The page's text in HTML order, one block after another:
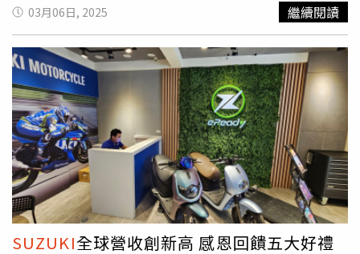
致舒適的乘車體驗。The Sportage同時搭載七速雙離合自手
排變速箱，並擁有最大馬力180ps及最大扭力27.0 kg-m，
打造不凡動力與舒適安全兼具的駕乘體驗！甫於2024年12
月上市的Kia全功能豪華休旅The new Carnival，自上市以來
深受層峰車主的青睞，並於2025年2、3月連續兩個月蟬聯
同級銷售冠軍(註3)！The new Carnival擁有七人座配置，展
現卓然大器、超凡尊榮、極智未來的品味風格，並結合MPV
的高運載機能與SUV運動化外型，以GUV(Grand
UtilityVehicle) 重新定義市場定位，提供車主極致不凡的尊
榮體驗。深獲層峰買家青睞的全功能豪華休旅The new
Carnival，3月更以276台總領牌數，連續兩個月榮登同級銷
售冠軍。（圖／台灣森那美起亞提供）本月入主Kia全車系
享多重專屬購車禮遇，EV6再享五年0元盡情駕馭專案為感
引起爭議，甚至有牙科協會與公共衛生機構質疑其可行性。
然而經過實地考察與嚴格的衛生管理，當局最終認可了這種
創新方式。鈴木醫生近期出版了兒童讀物《神奇的狗牙
醫》，以診所內的治療犬「Chinita」為主角，向孩子們傳遞
看牙醫的正面體驗。此外，她也著有《醫生奶奶和黑狗牙醫
1》，探討兒童口腔健康與心理狀況的關聯。隨著Palette牙
科診所的成功經驗，越來越多牙醫對「治療犬陪伴治療」模
式產生興趣。然而鈴木醫生強調，這並非簡單地將狗狗帶入
診所，而是需要充分理解狗的福利、行為特性與兒童心理，
才能確保雙方的安全與舒適。鈴木醫生提醒家長，應儘早讓
孩子適應牙科診療，透過預防措施來避免蛀牙惡化。若孩子
能從小建立對牙醫的正面印象，未來將能更輕鬆地維持口腔
健康。隨著社會觀念的轉變，這種結合動物療法的兒童牙科
1.5L 直列四缸引擎，提供四速自排與五速手排變速箱，是
都市駕駛的理想選擇，並獲得 「2005-2006 日本年度風雲
車特別獎『Most Fun』」 及 「2006 年 RJC 年度風雲車大
獎」 等殊榮。第二代 SWIFT（2011-2017）——動感升級，
操控精進在保留經典輪廓的同時，第二代 SWIFT 透過擴展
軸距與胎面，提升直線穩定性與轉彎性能。全新輕量化高剛
性平台搭配 1.2L K12B 引擎，並配備 VVT 進排氣系統及
CVT 變速箱，兼顧性能與燃油效率。安全方面導入 ESP 電
子車身穩定系統，成為同級車標竿，並榮獲 「2011 年 RJC
年度風雲車大獎」。第三代 SWIFT（2017-2023）——大膽
進化，科技升級第三代 SWIFT 採用 HEARTECT 輕量化平
台，提升車身剛性與燃油效率，並導入 Mild Hybrid 油電混
03月06日, 2025 繼續閱讀
SUZUKI全球營收創新高 感恩回饋五大好禮